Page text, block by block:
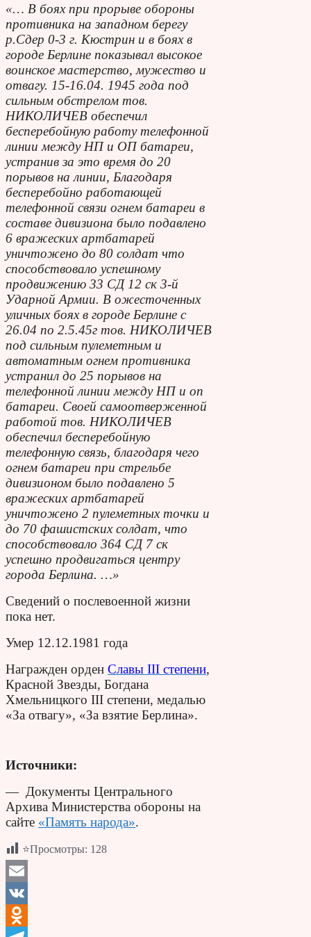
«… В боях при прорыве обороны
противника на западном берегу
р.Сдер 0-3 г. Кюстрин и в боях в
городе Берлине показывал высокое
воинское мастерство, мужество и
отвагу. 15-16.04. 1945 года под
сильным обстрелом тов.
НИКОЛИЧЕВ обеспечил
бесперебойную работу телефонной
линии между НП и ОП батареи,
устранив за это время до 20
порывов на линии, Благодаря
бесперебойно работающей
телефонной связи огнем батареи в
составе дивизиона было подавлено
6 вражеских артбатарей
уничтожено до 80 солдат что
способствовало успешному
продвижению 33 СД 12 ск 3-й
Ударной Армии. В ожесточенных
уличных боях в городе Берлине с
26.04 по 2.5.45г тов. НИКОЛИЧЕВ
под сильным пулеметным и
автоматным огнем противника
устранил до 25 порывов на
телефонной линии между НП и оп
батареи. Своей самоотверженной
работой тов. НИКОЛИЧЕВ
обеспечил бесперебойную
телефонную связь, благодаря чего
огнем батареи при стрельбе
дивизионом было подавлено 5
вражеских артбатарей
уничтожено 2 пулеметных точки и
до 70 фашистских солдат, что
способствовало 364 СД 7 ск
успешно продвигаться центру
города Берлина. …»
Сведений о послевоенной жизни
пока нет.
Умер 12.12.1981 года
Награжден орден Славы III степени,
Красной Звезды, Богдана
Хмельницкого III степени, медалью
«За отвагу», «За взятие Берлина».
Источники:
— Документы Центрального
Архива Министерства обороны на
сайте «Память народа».
⭐Просмотры: 128
Email
VK